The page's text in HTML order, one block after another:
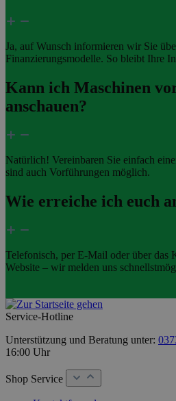
Ja, auf Wunsch informieren wir Sie
Finanzierungsmodelle. So bleibt Ihre
Kann ich Maschinen
anschauen?
Natürlich! Vereinbaren Sie einfach
sind auch Vorführungen möglich.
Wie erreiche ich euch
Telefonisch, per E-Mail oder über das
Website – wir melden uns
Service-Hotline
Unterstützung und Beratung unter:
16:00 Uhr
Shop Service